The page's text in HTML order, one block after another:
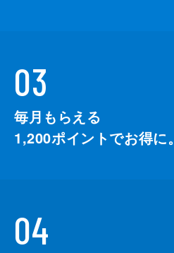
03
毎月もらえる
1,200ポイントでお得に。
04